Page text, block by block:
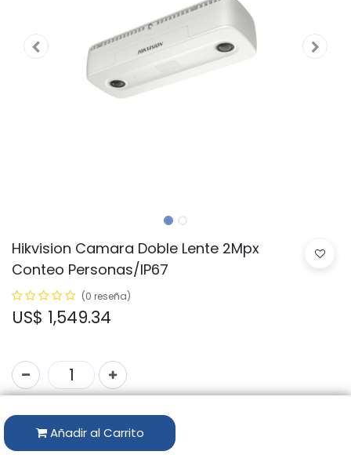
Hikvision Camara Doble Lente 2Mpx
Conteo Personas/IP67
(0 reseña)
US$ 1,549.34
Añadir al Carrito
Código: DS-2CD6825G0/C-IS
Marca:HIKVISION